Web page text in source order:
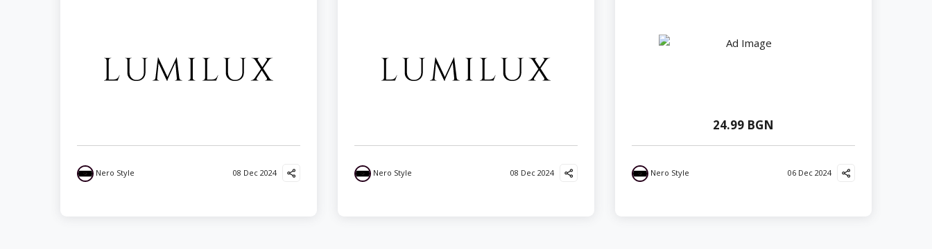
Nero Style 08 Dec 2024 Nero Style 08 Dec 2024
24.99 BGN
Nero Style 06 Dec 2024